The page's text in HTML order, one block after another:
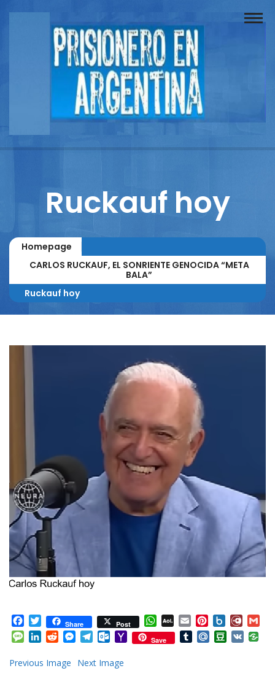
Buscador
Documentos
Reportajes
Columnistas
Contacto
Ruckauf hoy
Homepage
CARLOS RUCKAUF, EL SONRIENTE GENOCIDA “META
BALA”
Ruckauf hoy
Facebook
TwitterShare Post WhatsApp
AOL
Mail
EmailPinterest
Box.net
Message
LinkedInRedditMessenger
TelegramOutlook.com
YahooSave TumblrMail.RuDouban
VK
Previous Image Next Image